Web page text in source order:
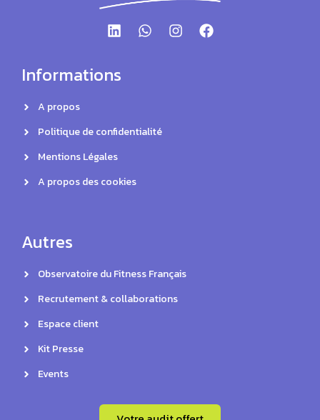
Informations
A propos
Politique de confidentialité
Mentions Légales
A propos des cookies
Autres
Observatoire du Fitness Français
Recrutement & collaborations
Espace client
Kit Presse
Events